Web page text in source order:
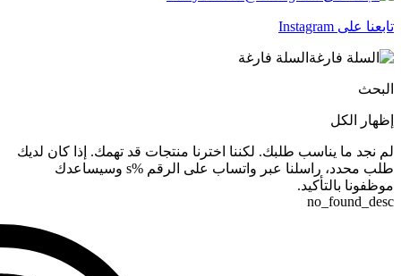
تابعنا على Instagram
السلة فارغة
البحث
إظهار الكل
لم نجد ما يناسب طلبك. لكننا اخترنا منتجات قد تهمك. إذا كان لديك
طلب محدد، راسلنا عبر واتساب على الرقم %s وسيساعدك
موظفونا بالتأكيد.
no_found_desc